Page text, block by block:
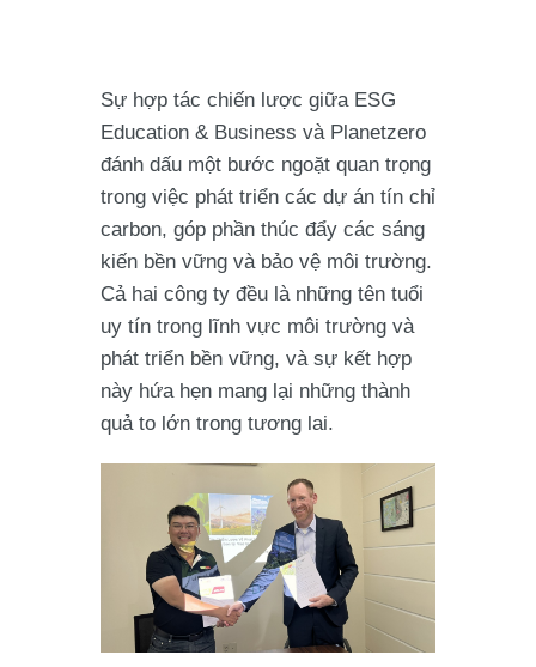
Sự hợp tác chiến lược giữa ESG
Education & Business và Planetzero
đánh dấu một bước ngoặt quan trọng
trong việc phát triển các dự án tín chỉ
carbon, góp phần thúc đẩy các sáng
kiến bền vững và bảo vệ môi trường.
Cả hai công ty đều là những tên tuổi
uy tín trong lĩnh vực môi trường và
phát triển bền vững, và sự kết hợp
này hứa hẹn mang lại những thành
quả to lớn trong tương lai.